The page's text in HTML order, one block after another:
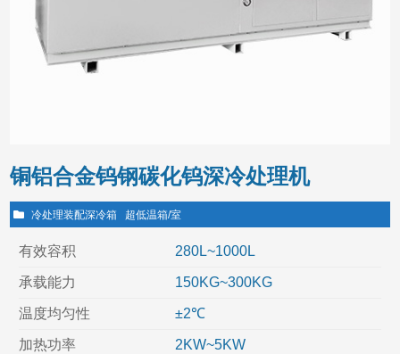
铜铝合金钨钢碳化钨深冷处理机
冷处理装配深冷箱 超低温箱/室
有效容积 280L~1000L
承载能力 150KG~300KG
温度均匀性 ±2℃
加热功率 2KW~5KW